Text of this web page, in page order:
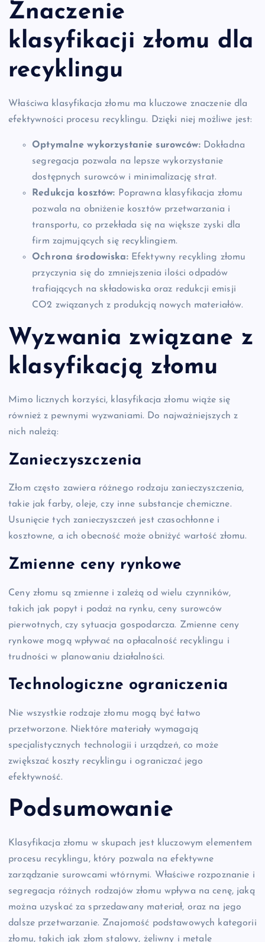
Znaczenie
klasyfikacji złomu dla
recyklingu
Właściwa klasyfikacja złomu ma kluczowe znaczenie dla
efektywności procesu recyklingu. Dzięki niej możliwe jest:
Optymalne wykorzystanie surowców:Dokładna
segregacja pozwala na lepsze wykorzystanie
dostępnych surowców i minimalizację strat.
Redukcja kosztów: Poprawna klasyfikacja złomu
pozwala na obniżenie kosztów przetwarzania i
transportu, co przekłada się na większe zyski dla
firm zajmujących się recyklingiem.
Ochrona środowiska:Efektywny recykling złomu
przyczynia się do zmniejszenia ilości odpadów
trafiających na składowiska oraz redukcji emisji
CO2 związanych z produkcją nowych materiałów.
Wyzwania związane z
klasyfikacją złomu
Mimo licznych korzyści, klasyfikacja złomu wiąże się
również z pewnymi wyzwaniami. Do najważniejszych z
nich należą:
Zanieczyszczenia
Złom często zawiera różnego rodzaju zanieczyszczenia,
takie jak farby, oleje, czy inne substancje chemiczne.
Usunięcie tych zanieczyszczeń jest czasochłonne i
kosztowne, a ich obecność może obniżyć wartość złomu.
Zmienne ceny rynkowe
Ceny złomu są zmienne i zależą od wielu czynników,
takich jak popyt i podaż na rynku, ceny surowców
pierwotnych, czy sytuacja gospodarcza. Zmienne ceny
rynkowe mogą wpływać na opłacalność recyklingu i
trudności w planowaniu działalności.
Technologiczne ograniczenia
Nie wszystkie rodzaje złomu mogą być łatwo
przetworzone. Niektóre materiały wymagają
specjalistycznych technologii i urządzeń, co może
zwiększać koszty recyklingu i ograniczać jego
efektywność.
Podsumowanie
Klasyfikacja złomu w skupach jest kluczowym elementem
procesu recyklingu, który pozwala na efektywne
zarządzanie surowcami wtórnymi. Właściwe rozpoznanie i
segregacja różnych rodzajów złomu wpływa na cenę, jaką
można uzyskać za sprzedawany materiał, oraz na jego
dalsze przetwarzanie. Znajomość podstawowych kategorii
złomu, takich jak złom stalowy, żeliwny i metale